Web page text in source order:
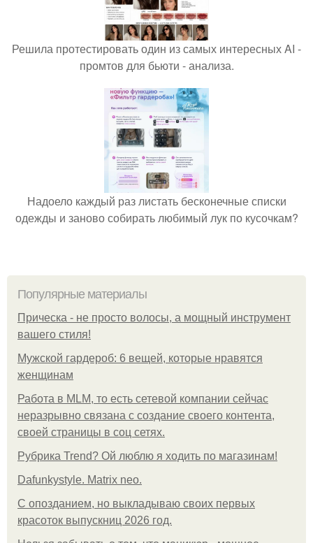
Решила протестировать один из самых интересных AI -
промтов для бьюти - анализа.
Надоело каждый раз листать бесконечные списки
одежды и заново собирать любимый лук по кусочкам?
Популярные материалы
Прическа - не просто волосы, а мощный инструмент
вашего стиля!
Мужской гардероб: 6 вещей, которые нравятся
женщинам
Работа в MLM, то есть сетевой компании сейчас
неразрывно связана с создание своего контента,
своей страницы в соц сетях.
Рубрика Trend? Ой люблю я ходить по магазинам!
Dafunkystyle. Matrix neo.
С опозданием, но выкладываю своих первых
красоток выпускниц 2026 год.